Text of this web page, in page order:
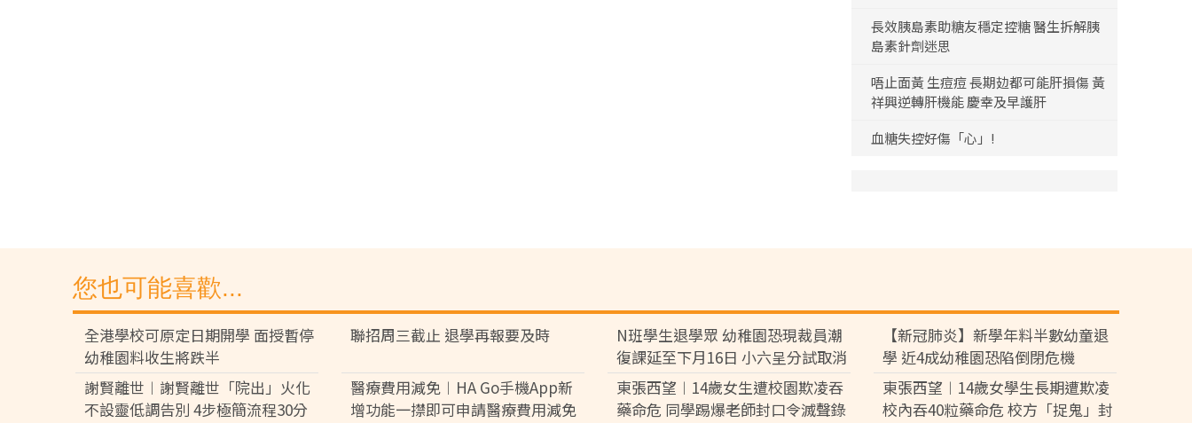
長效胰島素助糖友穩定控糖 醫生拆解胰
島素針劑迷思
唔止面黃 生痘痘 長期攰都可能肝損傷 黃
祥興逆轉肝機能 慶幸及早護肝
血糖失控好傷「心」!
您也可能喜歡...
全港學校可原定日期開學 面授暫停
幼稚園料收生將跌半
聯招周三截止 退學再報要及時
N班學生退學眾 幼稚園恐現裁員潮
復課延至下月16日 小六呈分試取消
【新冠肺炎】新學年料半數幼童退
學 近4成幼稚園恐陷倒閉危機
謝賢離世︱謝賢離世「院出」火化
不設靈低調告別 4步極簡流程30分
醫療費用減免︱HA Go手機App新
增功能一㩒即可申請醫療費用減免
東張西望︱14歲女生遭校園欺凌吞
藥命危 同學踢爆老師封口令滅聲錄
東張西望︱14歲女學生長期遭欺凌
校內吞40粒藥命危 校方「捉鬼」封